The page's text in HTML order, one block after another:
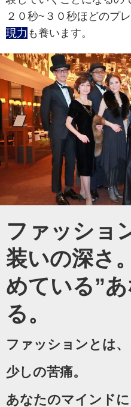
２０秒~３０秒ほどのプ
現力 も養います。
ファッショ
装いの深さ
めている”
る。
ファッションとは
少しの苦痛。
あなたのマインド